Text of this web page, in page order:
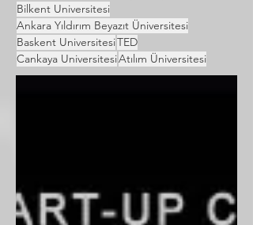
Bilkent Universitesi
Ankara Yıldırım Beyazıt Üniversitesi
Baskent UniversitesiTED
Cankaya UniversitesiAtılım Üniversitesi